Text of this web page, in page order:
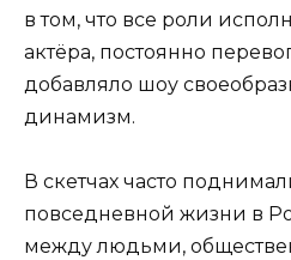
в том, что все роли
актёра, постоянно
добавляло шоу
динамизм.
В скетчах часто
повседневной жизни в
между людьми,